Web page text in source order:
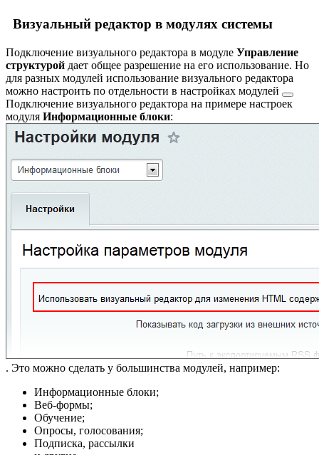
Визуальный редактор в модулях системы
Подключение визуального редактора в модуле Управление
структурой дает общее разрешение на его использование. Но
для разных модулей использование визуального редактора
можно настроить по отдельности в настройках модулей
Подключение визуального редактора на примере настроек
модуля Информационные блоки:
. Это можно сделать у большинства модулей, например:
Информационные блоки;
Веб-формы;
Обучение;
Опросы, голосования;
Подписка, рассылки